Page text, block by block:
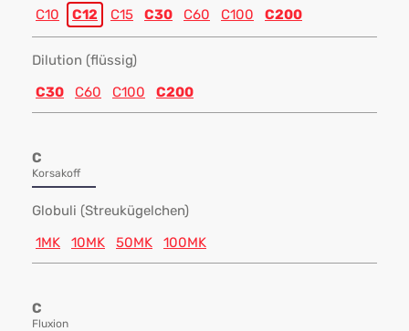
C10 C12 C15 C30 C60 C100 C200
Dilution (flüssig)
C30
C60 C100 C200
C
Korsakoff
Globuli (Streukügelchen)
1MK
10MK 50MK 100MK
C
Fluxion